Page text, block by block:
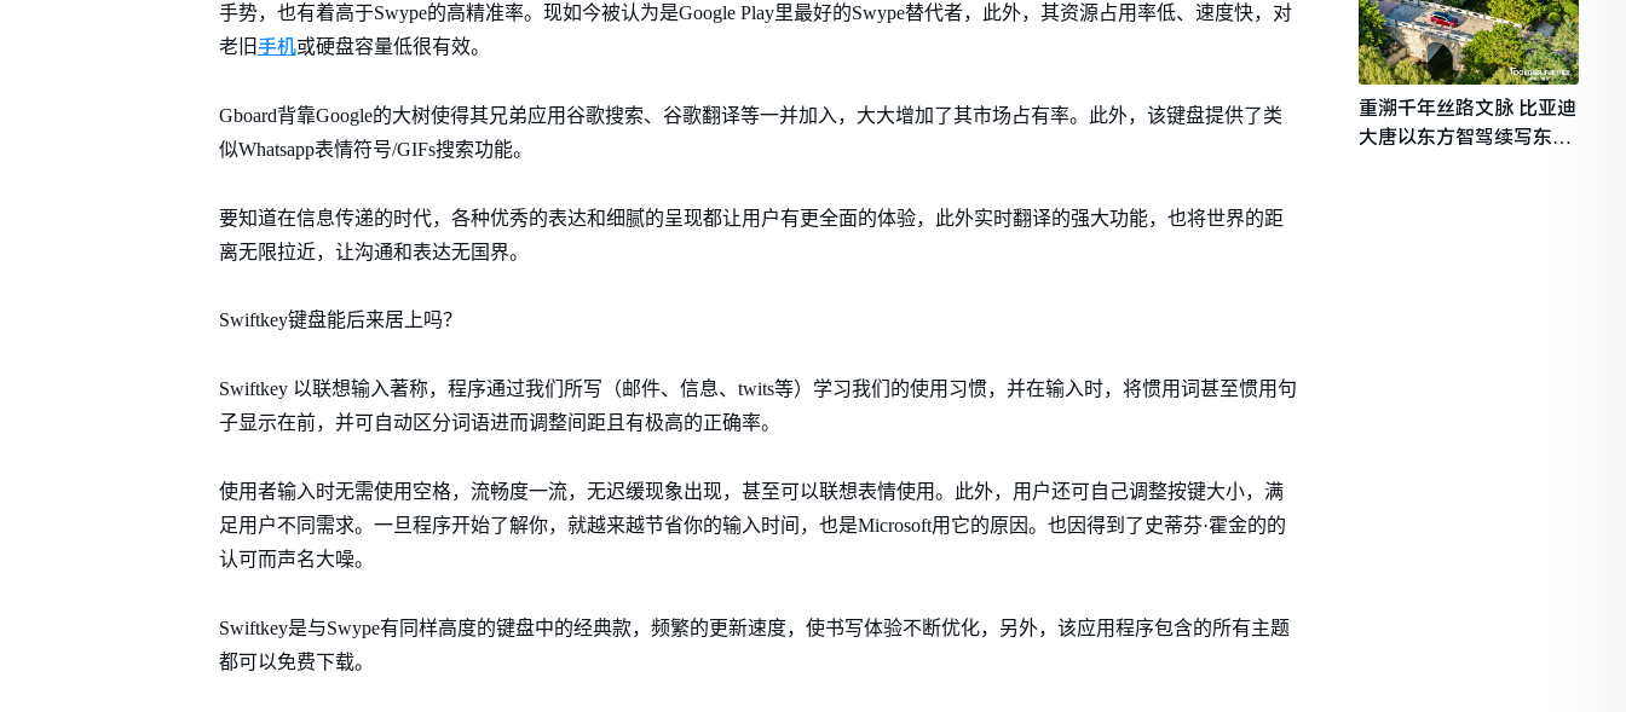
手势，也有着高于Swype的高精准率。现如今被认为是Google Play里最好的Swype替代者，此外，其资源占用率低、速度快，对
老旧手机或硬盘容量低很有效。
Gboard背靠Google的大树使得其兄弟应用谷歌搜索、谷歌翻译等一并加入，大大增加了其市场占有率。此外，该键盘提供了类
似Whatsapp表情符号/GIFs搜索功能。
要知道在信息传递的时代，各种优秀的表达和细腻的呈现都让用户有更全面的体验，此外实时翻译的强大功能，也将世界的距
离无限拉近，让沟通和表达无国界。
Swiftkey键盘能后来居上吗？
Swiftkey 以联想输入著称，程序通过我们所写（邮件、信息、twits等）学习我们的使用习惯，并在输入时，将惯用词甚至惯用句
子显示在前，并可自动区分词语进而调整间距且有极高的正确率。
使用者输入时无需使用空格，流畅度一流，无迟缓现象出现，甚至可以联想表情使用。此外，用户还可自己调整按键大小，满
足用户不同需求。一旦程序开始了解你，就越来越节省你的输入时间，也是Microsoft用它的原因。也因得到了史蒂芬·霍金的的
认可而声名大噪。
Swiftkey是与Swype有同样高度的键盘中的经典款，频繁的更新速度，使书写体验不断优化，另外，该应用程序包含的所有主题
都可以免费下载。
重溯千年丝路文脉 比亚迪
大唐以东方智驾续写东西